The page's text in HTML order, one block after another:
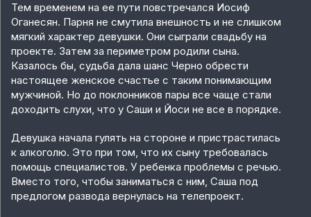
Тем временем на ее пути повстречался Иосиф
Оганесян. Парня не смутила внешность и не слишком
мягкий характер девушки. Они сыграли свадьбу на
проекте. Затем за периметром родили сына.
Казалось бы, судьба дала шанс Черно обрести
настоящее женское счастье с таким понимающим
мужчиной. Но до поклонников пары все чаще стали
доходить слухи, что у Саши и Йоси не все в порядке.
Девушка начала гулять на стороне и пристрастилась
к алкоголю. Это при том, что их сыну требовалась
помощь специалистов. У ребенка проблемы с речью.
Вместо того, чтобы заниматься с ним, Саша под
предлогом развода вернулась на телепроект.